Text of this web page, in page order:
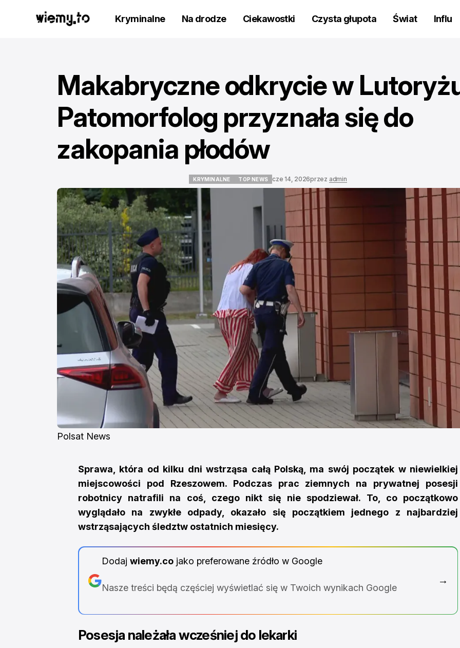
Kryminalne Na drodze Ciekawostki Czysta głupota Świat Influ
Makabryczne odkrycie w
Patomorfolog przyznała się do
zakopania płodów
KRYMINALNE TOP NEWS cze 14, 2026przez admin
Polsat News
Sprawa, która od kilku dni wstrząsa całą Polską, ma swój początek w niewielkiej
miejscowości pod Rzeszowem. Podczas prac ziemnych na prywatnej posesji
robotnicy natrafili na coś, czego nikt się nie spodziewał. To, co początkowo
wyglądało na zwykłe odpady, okazało się początkiem jednego z najbardziej
wstrząsających śledztw ostatnich miesięcy.
Dodaj wiemy.cojako preferowane źródło w Google
Nasze treści będą częściej wyświetlać się w Twoich wynikach Google
→
Posesja należała wcześniej do lekarki